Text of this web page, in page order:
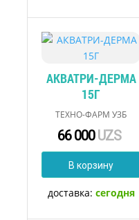
АКВАТРИ-ДЕРМА
15Г
ТЕХНО-ФАРМ УЗБ
66 000UZS
В корзину
доставка: сегодня